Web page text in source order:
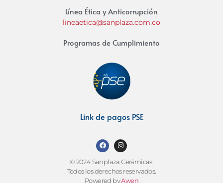
Línea Ética y Anticorrupción
lineaetica@sanplaza.com.co
Programas de Cumplimiento
Link de pagos PSE
© 2024 Sanplaza Cerámicas.
Todos los derechos reservados.
Powered byAwen